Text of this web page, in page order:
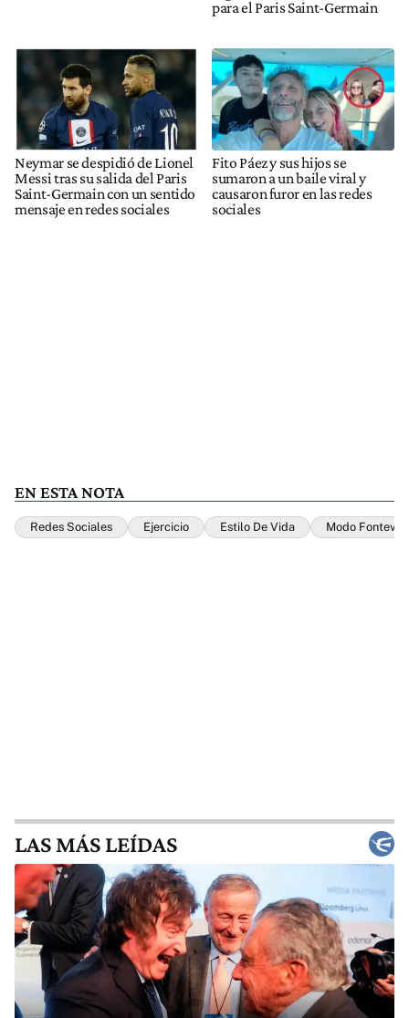
para el Paris Saint-Germain
Neymar se despidió de Lionel
Messi tras su salida del Paris
Saint-Germain con un sentido
mensaje en redes sociales
Fito Páez y sus hijos se
sumaron a un baile viral y
causaron furor en las redes
sociales
EN ESTA NOTA
Redes Sociales Ejercicio Estilo De Vida Modo
LAS MÁS LEÍDAS